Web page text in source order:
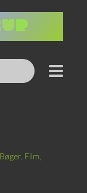
Bøger, Film,